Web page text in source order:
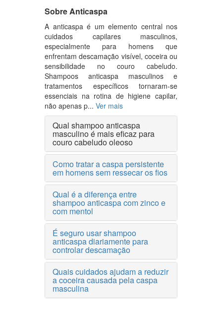
Sobre Anticaspa
A anticaspa é um elemento central nos
cuidados capilares masculinos,
especialmente para homens que
enfrentam descamação visível, coceira ou
sensibilidade no couro cabeludo.
Shampoos anticaspa masculinos e
tratamentos específicos tornaram-se
essenciais na rotina de higiene capilar,
não apenas p... Ver mais
Qual shampoo anticaspa
masculino é mais eficaz para
couro cabeludo oleoso
Como tratar a caspa persistente
em homens sem ressecar os fios
Qual é a diferença entre
shampoo anticaspa com zinco e
com mentol
É seguro usar shampoo
anticaspa diariamente para
controlar descamação
Quais cuidados ajudam a reduzir
a coceira causada pela caspa
masculina